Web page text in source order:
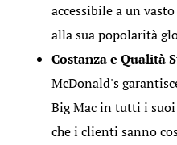
accessibile a un
alla sua popolarità
Costanza e Qualità
McDonald's
Big Mac in tutti i
che i clienti sanno